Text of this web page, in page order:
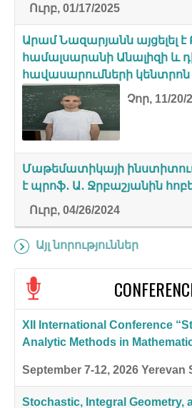
Ուրբ, 01/17/2025
Արամ Նազարյանն այցելել է
համալսարանի Անալիզի և
հավասարումների կենտրոն
Չոր, 11/20/
Մաթեմատիկայի
է պրոֆ․ Ա․ Ջրբաշյանին
Ուրբ, 04/26/2024
Այլ նորություններ
XII International Conference
Analytic Methods in
September 7-12, 2026 Yerevan
Stochastic, Integral Geometry,